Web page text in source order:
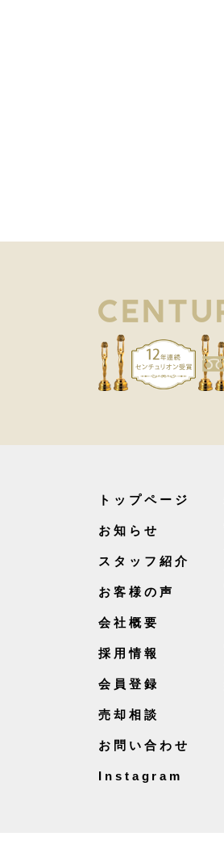
トップページ
お知らせ
スタッフ紹介
お客様の声
会社概要
採用情報
会員登録
売却相談
お問い合わせ
Instagram